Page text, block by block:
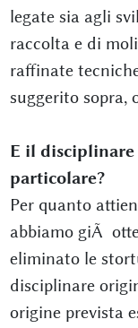
legate sia agli
raccolta e di
raffinate
suggerito sopra,
E il
particolare?
Per quanto
abbiamo giÃ
eliminato le
disciplinare
origine prevista